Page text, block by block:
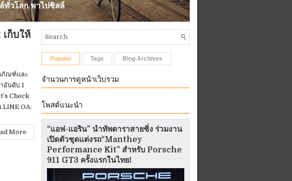
ทั่วโลก พาไปชิลล์
ก็บให้
ภัณฑ์และ
อันดับ 1
Check
LINE OA:
More
Popular Tags Blog Archives
จำนวนการดูหน้าเว็บรวม
โพสต์แนะนำ
“แอฟ-แอริน” นำทัพดาราสายซิ่ง ร่วมงาน
เปิดตัวชุดแต่งรถ“Manthey
Performance Kit” สำหรับ Porsche
911 GT3 ครั้งแรกในไทย!